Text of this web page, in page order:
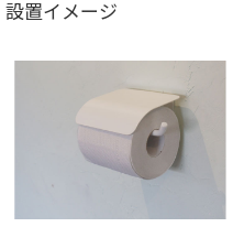
設置イメージ